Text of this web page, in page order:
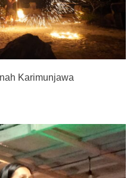
Karimunjawa